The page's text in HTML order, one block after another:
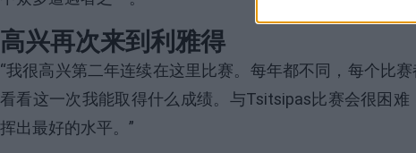
高兴再次来到利雅得
“我很高兴第二年连续在这里比赛。每年都不同，每个比
看看这一次我能取得什么成绩。与Tsitsipas比赛会很困
挥出最好的水平。”